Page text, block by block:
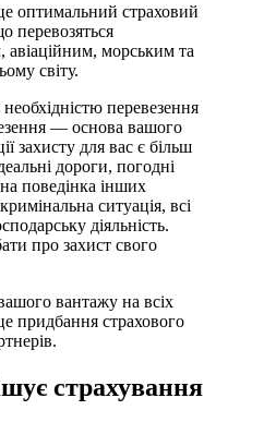
оптимальний страховий
перевозяться
авіаційним, морським та
світу.
перевезення
— основа вашого
захисту для вас є більш
дороги, погодні
поведінка інших
ситуація, всі
діяльність.
про захист свого
вантажу на всіх
придбання страхового
страхування